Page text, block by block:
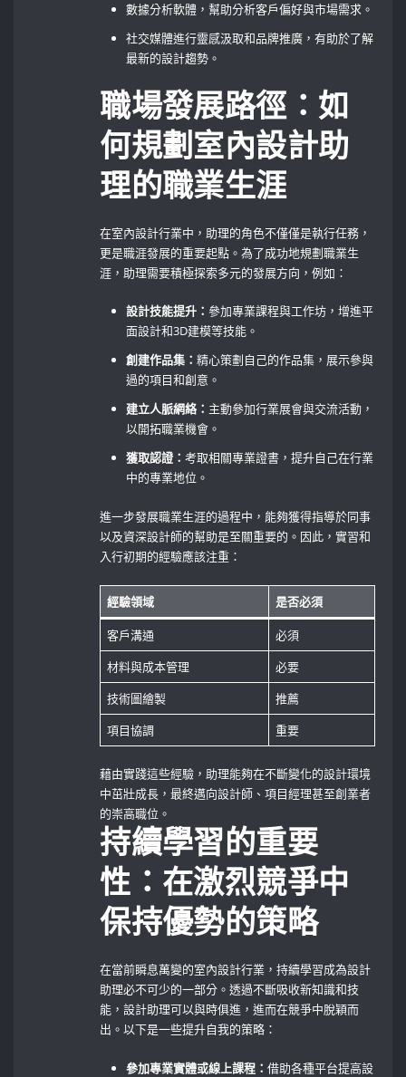
數據分析軟體，幫助分析客戶偏好與市場需求。
社交媒體進行靈感汲取和品牌推廣，有助於了解
最新的設計趨勢。
職場發展路徑：如
何規劃室內設計助
理的職業生涯
在室內設計行業中，助理的角色不僅僅是執行任務，
更是職涯發展的重要起點。為了成功地規劃職業生
涯，助理需要積極探索多元的發展方向，例如：
設計技能提升：參加專業課程與工作坊，增進平
面設計和3D建模等技能。
創建作品集：精心策劃自己的作品集，展示參與
過的項目和創意。
建立人脈網絡： 主動參加行業展會與交流活動，
以開拓職業機會。
獲取認證：考取相關專業證書，提升自己在行業
中的專業地位。
進一步發展職業生涯的過程中，能夠獲得指導於同事
以及資深設計師的幫助是至關重要的。因此，實習和
入行初期的經驗應該注重：
經驗領域 是否必須
客戶溝通
必須
材料與成本管理
必要
技術圖繪製
推薦
項目協調
重要
藉由實踐這些經驗，助理能夠在不斷變化的設計環境
中茁壯成長，最終邁向設計師、項目經理甚至創業者
的崇高職位。
持續學習的重要
性：在激烈競爭中
保持優勢的策略
在當前瞬息萬變的室內設計行業，持續學習成為設計
助理必不可少的一部分。透過不斷吸收新知識和技
能，設計助理可以與時俱進，進而在競爭中脫穎而
出。以下是一些提升自我的策略：
參加專業實體或線上課程：借助各種平台提高設